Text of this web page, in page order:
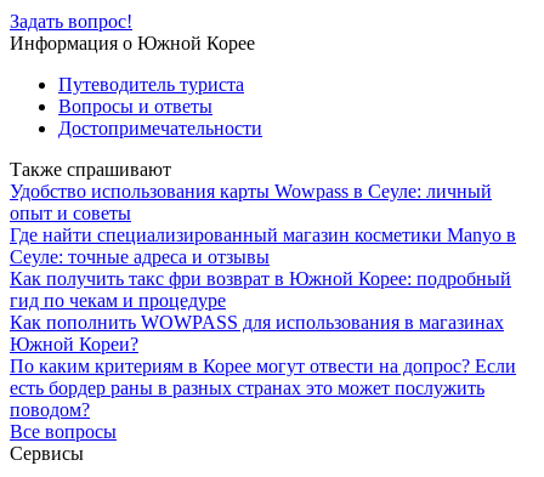
Задать вопрос!
Информация о Южной Корее
Путеводитель туриста
Вопросы и ответы
Достопримечательности
Также спрашивают
Удобство использования карты Wowpass в Сеуле: личный
опыт и советы
Где найти специализированный магазин косметики Manyo в
Сеуле: точные адреса и отзывы
Как получить такс фри возврат в Южной Корее: подробный
гид по чекам и процедуре
Как пополнить WOWPASS для использования в магазинах
Южной Кореи?
По каким критериям в Корее могут отвести на допрос? Если
есть бордер раны в разных странах это может послужить
поводом?
Все вопросы
Сервисы